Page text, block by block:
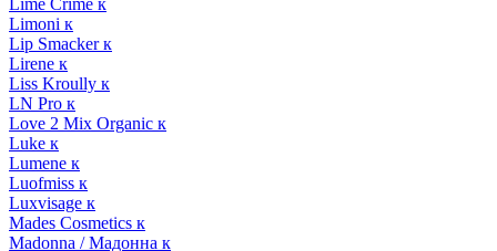
Lime Crime к
Limoni к
Lip Smacker к
Lirene к
Liss Kroully к
LN Pro к
Love 2 Mix Organic к
Luke к
Lumene к
Luofmiss к
Luxvisage к
Mades Cosmetics к
Madonna / Мадонна к